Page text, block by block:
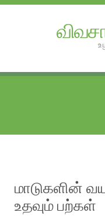
மாடுகளின்
உதவும் பற்கள்